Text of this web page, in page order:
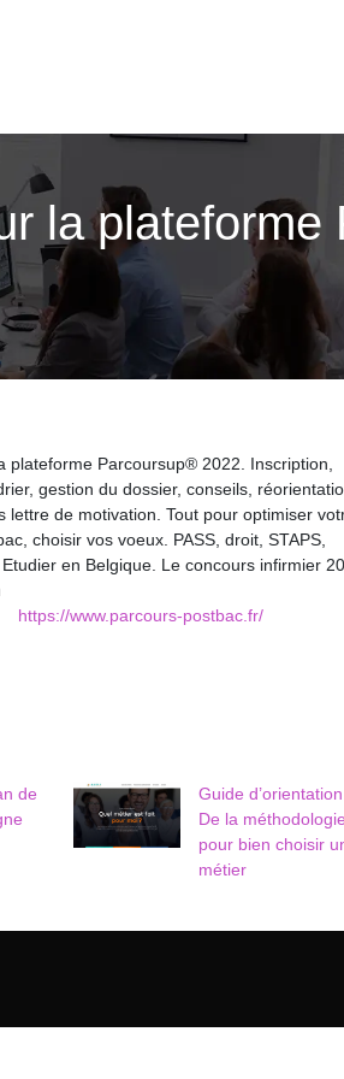
la
plateforme Parcoursup® 2022. Inscription,
gestion du dossier, conseils,
lettre de motivation. Tout pour optimiser
choisir vos voeux. PASS, droit, STAPS,
en Belgique. Le concours infirmier
https://www.parcours-postbac.fr/
de
Guide
De la méthodologie
pour bien choisir
métier